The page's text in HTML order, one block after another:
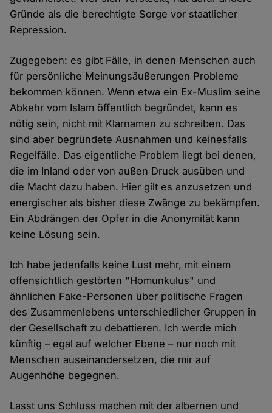
Gründe als die berechtigte Sorge vor staatlicher
Repression.
Zugegeben: es gibt Fälle, in denen Menschen auch
für persönliche Meinungsäußerungen Probleme
bekommen können. Wenn etwa ein Ex-Muslim seine
Abkehr vom Islam öffentlich begründet, kann es
nötig sein, nicht mit Klarnamen zu schreiben. Das
sind aber begründete Ausnahmen und keinesfalls
Regelfälle. Das eigentliche Problem liegt bei denen,
die im Inland oder von außen Druck ausüben und
die Macht dazu haben. Hier gilt es anzusetzen und
energischer als bisher diese Zwänge zu bekämpfen.
Ein Abdrängen der Opfer in die Anonymität kann
keine Lösung sein.
Ich habe jedenfalls keine Lust mehr, mit einem
offensichtlich gestörten "Homunkulus" und
ähnlichen Fake-Personen über politische Fragen
des Zusammenlebens unterschiedlicher Gruppen in
der Gesellschaft zu debattieren. Ich werde mich
künftig – egal auf welcher Ebene – nur noch mit
Menschen auseinandersetzen, die mir auf
Augenhöhe begegnen.
Lasst uns Schluss machen mit der albernen und